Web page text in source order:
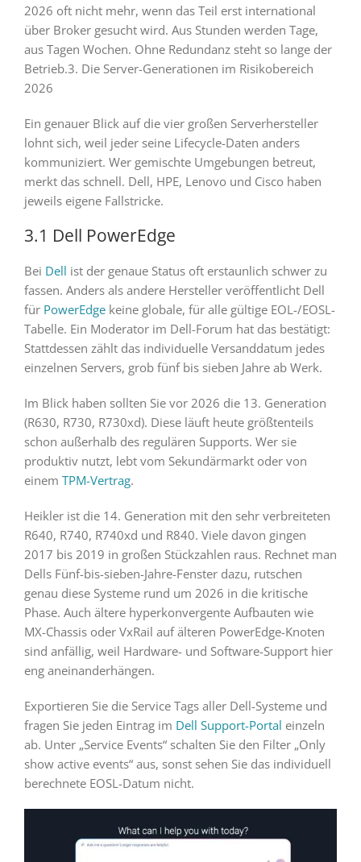
2026 oft nicht mehr, wenn das Teil erst international
über Broker gesucht wird. Aus Stunden werden Tage,
aus Tagen Wochen. Ohne Redundanz steht so lange der
Betrieb.3. Die Server-Generationen im Risikobereich
2026
Ein genauer Blick auf die vier großen Serverhersteller
lohnt sich, weil jeder seine Lifecycle-Daten anders
kommuniziert. Wer gemischte Umgebungen betreut,
merkt das schnell. Dell, HPE, Lenovo und Cisco haben
jeweils eigene Fallstricke.
3.1 Dell PowerEdge
Bei Dell ist der genaue Status oft erstaunlich schwer zu
fassen. Anders als andere Hersteller veröffentlicht Dell
für PowerEdgekeine globale, für alle gültige EOL-/EOSL-
Tabelle. Ein Moderator im Dell-Forum hat das bestätigt:
Stattdessen zählt das individuelle Versanddatum jedes
einzelnen Servers, grob fünf bis sieben Jahre ab Werk.
Im Blick haben sollten Sie vor 2026 die 13. Generation
(R630, R730, R730xd). Diese läuft heute größtenteils
schon außerhalb des regulären Supports. Wer sie
produktiv nutzt, lebt vom Sekundärmarkt oder von
einem TPM-Vertrag.
Heikler ist die 14. Generation mit den sehr verbreiteten
R640, R740, R740xd und R840. Viele davon gingen
2017 bis 2019 in großen Stückzahlen raus. Rechnet man
Dells Fünf-bis-sieben-Jahre-Fenster dazu, rutschen
genau diese Systeme rund um 2026 in die kritische
Phase. Auch ältere hyperkonvergente Aufbauten wie
MX-Chassis oder VxRail auf älteren PowerEdge-Knoten
sind anfällig, weil Hardware- und Software-Support hier
eng aneinanderhängen.
Exportieren Sie die Service Tags aller Dell-Systeme und
fragen Sie jeden Eintrag im Dell Support-Portal einzeln
ab. Unter „Service Events“ schalten Sie den Filter „Only
show active events“ aus, sonst sehen Sie das individuell
berechnete EOSL-Datum nicht.